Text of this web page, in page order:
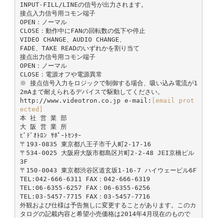
INPUT-FILL/LINEの信号が出力されます。
接点入力信号用コモン端子
OPEN：ノーマル
CLOSE：動作中にFANの回転数の低下や停止
VIDEO CHANGE、AUDIO CHANGE、
FADE、TAKE READのいずれかを割り当て
接点出力信号用コモン端子
OPEN：ノーマル
CLOSE：電源オフや電源異常
※ 接点信号入力をロジックで制御する場合、吸い込み電流が1
2mAまで耐えられるデバイスで駆動してください。
http://www.videotron.co.jp e-mail: [email prot
ected]
本 社 営 業 部
大 阪 営 業 所
ﾋﾞﾃﾞｵﾄﾛﾝ ｻﾎﾟｰﾄｾﾝﾀｰ
〒193-0835 東京都八王子市千人町2-17-16
〒534-0025 大阪府大阪市都島区片町2-2-48 JEI京橋ビル
3F
〒150-0043 東京都渋谷区道玄坂1-16-7 ハイウェービル6F
TEL:042-666-6311 FAX：042-666-6319
TEL:06-6355-6257 FAX：06-6355-6256
TEL:03-5457-7715 FAX：03-5457-7716
外観および仕様は予告無しに変更することがあります。このカ
タログの記載内容と希望小売価格は2014年4月現在のもので